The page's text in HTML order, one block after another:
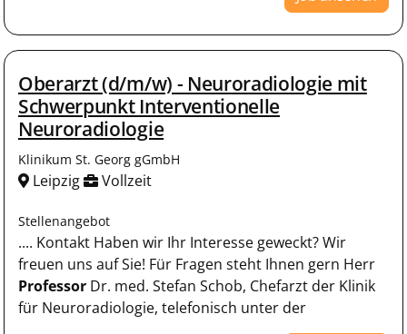
Oberarzt (d/m/w) - Neuroradiologie mit
Schwerpunkt Interventionelle
Neuroradiologie
Klinikum St. Georg gGmbH
Leipzig Vollzeit
Stellenangebot
.... Kontakt Haben wir Ihr Interesse geweckt? Wir
freuen uns auf Sie! Für Fragen steht Ihnen gern Herr
Professor Dr. med. Stefan Schob, Chefarzt der Klinik
für Neuroradiologie, telefonisch unter der